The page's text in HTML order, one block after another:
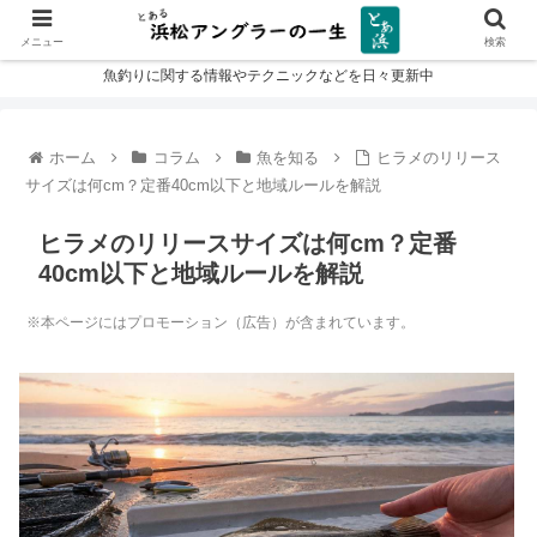
魚釣りに関する情報やテクニックなどを日々更新中
ホーム コラム 魚を知る
ヒラメのリリース
サイズは何cm？定番40cm以下と地域ルールを解説
ヒラメのリリースサイズは何cm？定番
40cm以下と地域ルールを解説
※本ページにはプロモーション（広告）が含まれています。
メニュー 検索